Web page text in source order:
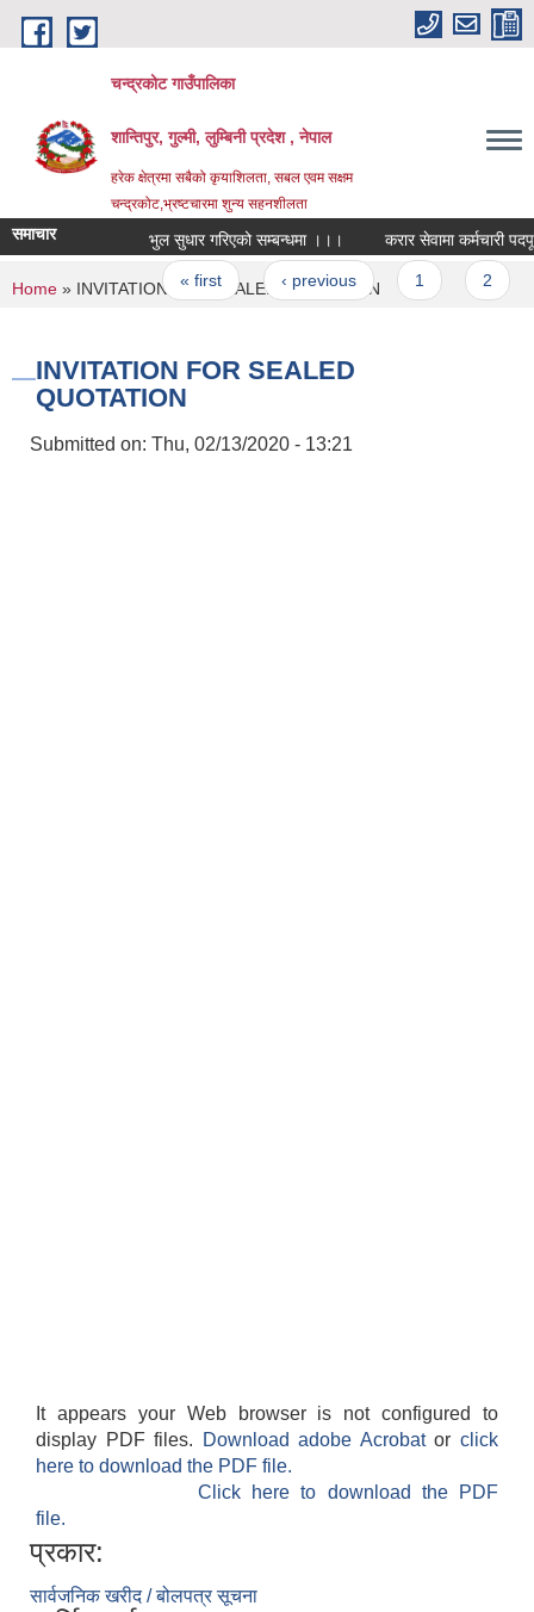
Skip to main content
चन्द्रकोट गाउँपालिका
शान्तिपुर, गुल्मी, लुम्बिनी प्रदेश , नेपाल
हरेक क्षेत्रमा सबैको कृयाशिलता, सबल एवम सक्षम
चन्द्रकोट,भ्रष्टचारमा शुन्य सहनशीलता
समाचार भुल सुधार गरिएको सम्बन्धमा ।।। करार सेवामा कर्मचारी
Pages
« first ‹ previous
You are here
Home » INVITATION FOR SEALED QUOTATION
INVITATION FOR SEALED
QUOTATION
Submitted on: Thu, 02/13/2020 - 13:21
It appears your Web browser is not configured to
display PDF files.
Download adobe Acrobatorclick
here to download the PDF file.
Click here to download the PDF
file.
प्रकार:
सार्वजनिक खरीद / बोलपत्र सूचना